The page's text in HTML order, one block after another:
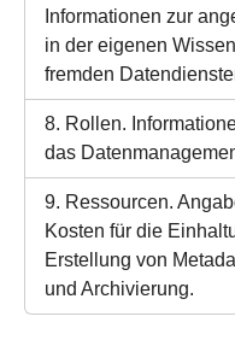
Informationen zur
in der eigenen
fremden
8. Rollen.
das
9. Ressourcen.
Kosten für die
Erstellung von
und Archivierung.